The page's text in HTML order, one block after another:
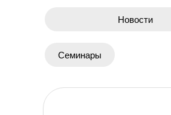
Семинары
Новости